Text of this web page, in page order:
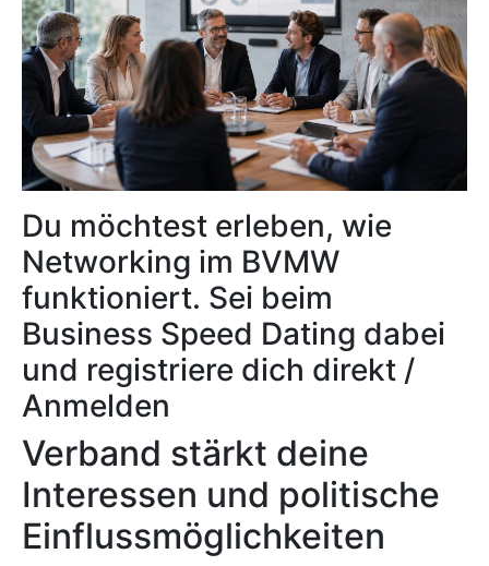
Du möchtest erleben, wie
Networking im BVMW
funktioniert. Sei beim
Business Speed Dating dabei
und registriere dich direkt /
Anmelden
Verband stärkt deine
Interessen und politische
Einflussmöglichkeiten